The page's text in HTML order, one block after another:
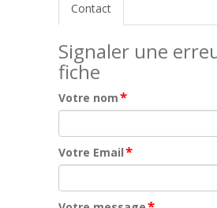
Contact
Signaler une
fiche
Votre nom*
Votre Email*